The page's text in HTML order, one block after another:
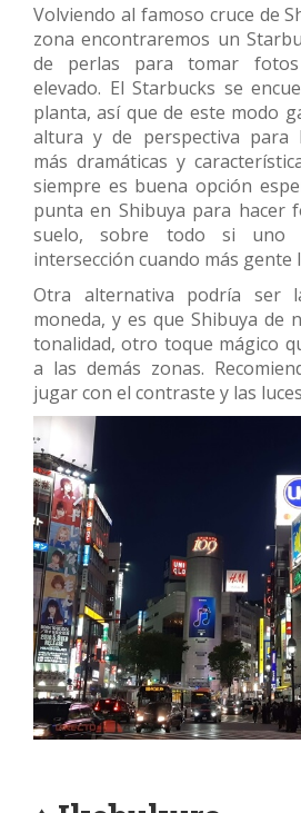
Volviendo al famoso cruce de
zona encontraremos un
de perlas para tomar
elevado. El Starbucks se
planta, así que de este modo
altura y de perspectiva para
más dramáticas y
siempre es buena opción
punta en Shibuya para hacer
suelo, sobre todo si uno
intersección cuando más gente
Otra alternativa podría ser
moneda, y es que Shibuya de
tonalidad, otro toque mágico
a las demás zonas.
jugar con el contraste y las